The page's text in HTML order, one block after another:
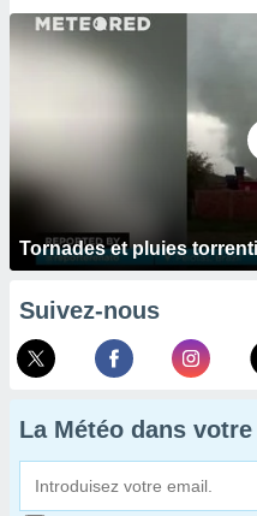
Tornades et pluies
Suivez-nous
La Météo dans